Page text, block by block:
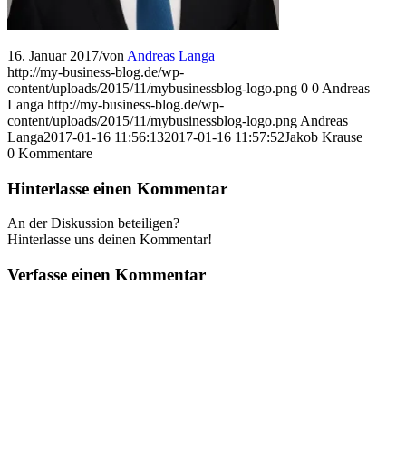
16. Januar 2017/von Andreas Langa
http://my-business-blog.de/wp-
content/uploads/2015/11/mybusinessblog-logo.png 0 0 Andreas
Langa http://my-business-blog.de/wp-
content/uploads/2015/11/mybusinessblog-logo.png Andreas
Langa2017-01-16 11:56:132017-01-16 11:57:52Jakob Krause
0 Kommentare
Hinterlasse einen Kommentar
An der Diskussion beteiligen?
Hinterlasse uns deinen Kommentar!
Verfasse einen Kommentar